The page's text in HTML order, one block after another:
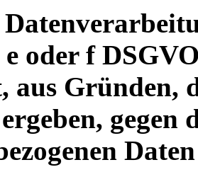
e oder f
aus Gründen,